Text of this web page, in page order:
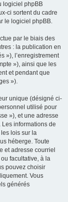
logiciel phpBB
ci sortent du cadre
le logiciel phpBB.
par le biais des
: la publication en
»), l’enregistrement
»), ainsi que les
et pendant que
»).
unique (désigné ci-
utilisé pour
»), et une adresse
informations de
lois sur la
héberge. Toute
et adresse courriel
facultative, à la
pouvez choisir
Vous
générés